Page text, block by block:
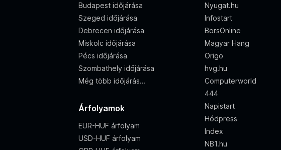
Budapest időjárása
Szeged időjárása
Debrecen időjárása
Miskolc időjárása
Pécs időjárása
Szombathely időjárása
Még több időjárás…
Árfolyamok
EUR-HUF árfolyam
USD-HUF árfolyam
Nyugat.hu
Infostart
BorsOnline
Magyar Hang
Origo
hvg.hu
Computerworld
444
Napistart
Hódpress
Index
NB1.hu